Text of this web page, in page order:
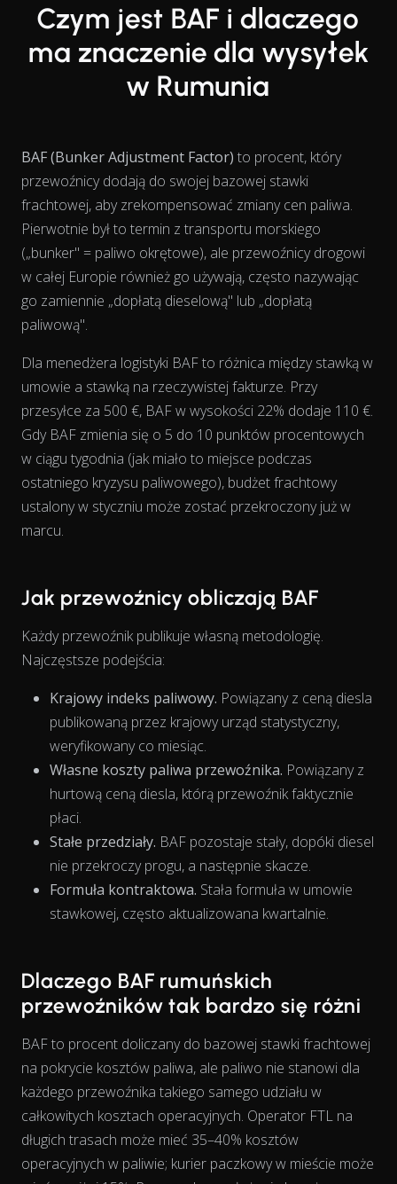
View as data table, Chart
The chart has 1 X axis displaying Time. Data ranges from
Czym jest BAF i dlaczego
ma znaczenie dla wysyłek
w Rumunia
BAF (Bunker Adjustment Factor) to procent, który
przewoźnicy dodają do swojej bazowej stawki
frachtowej, aby zrekompensować zmiany cen paliwa.
Pierwotnie był to termin z transportu morskiego
(„bunker" = paliwo okrętowe), ale przewoźnicy drogowi
w całej Europie również go używają, często nazywając
go zamiennie „dopłatą dieselową" lub „dopłatą
paliwową".
Dla menedżera logistyki BAF to różnica między stawką w
umowie a stawką na rzeczywistej fakturze. Przy
przesyłce za 500 €, BAF w wysokości 22% dodaje 110 €.
Gdy BAF zmienia się o 5 do 10 punktów procentowych
w ciągu tygodnia (jak miało to miejsce podczas
ostatniego kryzysu paliwowego), budżet frachtowy
ustalony w styczniu może zostać przekroczony już w
marcu.
Jak przewoźnicy obliczają BAF
Każdy przewoźnik publikuje własną metodologię.
Najczęstsze podejścia:
Krajowy indeks paliwowy. Powiązany z ceną diesla
publikowaną przez krajowy urząd statystyczny,
weryfikowany co miesiąc.
Własne koszty paliwa przewoźnika. Powiązany z
hurtową ceną diesla, którą przewoźnik faktycznie
płaci.
Stałe przedziały. BAF pozostaje stały, dopóki diesel
nie przekroczy progu, a następnie skacze.
Formuła kontraktowa. Stała formuła w umowie
stawkowej, często aktualizowana kwartalnie.
Dlaczego BAF rumuńskich
przewoźników tak bardzo się różni
BAF to procent doliczany do bazowej stawki frachtowej
na pokrycie kosztów paliwa, ale paliwo nie stanowi dla
każdego przewoźnika takiego samego udziału w
całkowitych kosztach operacyjnych. Operator FTL na
długich trasach może mieć 35–40% kosztów
operacyjnych w paliwie; kurier paczkowy w mieście może